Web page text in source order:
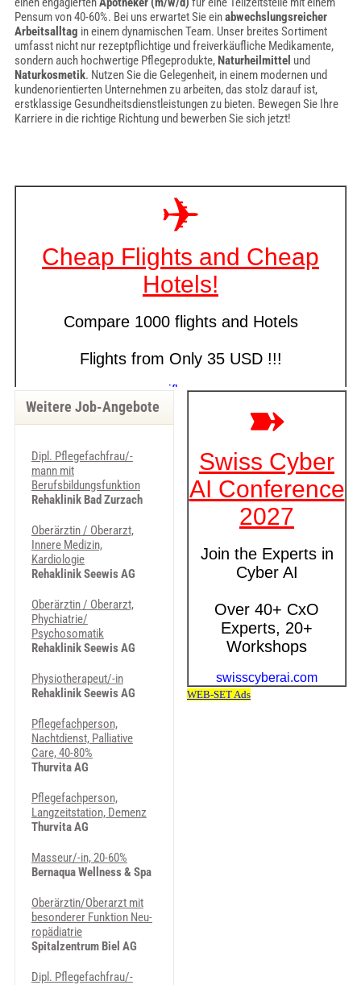
Pensum von 40-60%. Bei uns erwartet Sie einabwechslungsreicher
Arbeitsalltag in einem dynamischen Team. Unser breites Sortiment
umfasst nicht nur rezeptpflichtige und freiverkäufliche Medikamente,
sondern auch hochwertige Pflegeprodukte,Naturheilmittel und
Naturkosmetik. Nutzen Sie die Gelegenheit, in einem modernen und
kundenorientierten Unternehmen zu arbeiten, das stolz darauf ist,
erstklassige Gesundheitsdienstleistungen zu bieten. Bewegen Sie Ihre
Karriere in die richtige Richtung und bewerben Sie sich jetzt!
Weitere Job-Angebote
Dipl. Pflegefachfrau/-
mann mit
Berufsbildungsfunktion
Rehaklinik Bad Zurzach
Oberärztin / Oberarzt,
Innere Medizin,
Kardiologie
Rehaklinik Seewis AG
Oberärztin / Oberarzt,
Phychiatrie/
Psychosomatik
Rehaklinik Seewis AG
Physiotherapeut/-in
Rehaklinik Seewis AG
Pflegefachperson,
Nachtdienst, Palliative
Care, 40-80%
Thurvita AG
Pflegefachperson,
Langzeitstation, Demenz
Thurvita AG
Masseur/-in, 20-60%
Bernaqua Wellness & Spa
Ober­ärz­tin/Ober­ar­zt mit
be­son­de­rer Funk­ti­on Neu­
ro­päd­ia­trie
Spitalzentrum Biel AG
Dipl. Pflegefachfrau/-